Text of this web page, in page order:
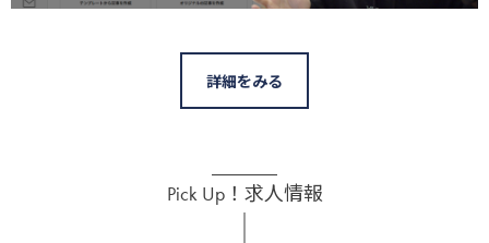
詳細をみる
Pick Up！求人情報